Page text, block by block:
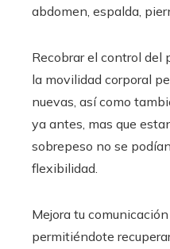
abdomen, espalda,
Recobrar el control del
la movilidad corporal
nuevas, así como
ya antes, mas que
sobrepeso no se
flexibilidad.
Mejora tu
permitiéndote